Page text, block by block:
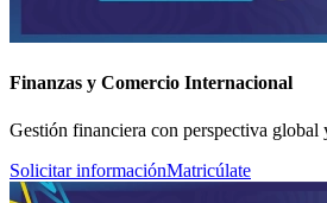
Finanzas y Comercio Internacional
Gestión financiera con perspectiva global
Solicitar informaciónMatricúlate